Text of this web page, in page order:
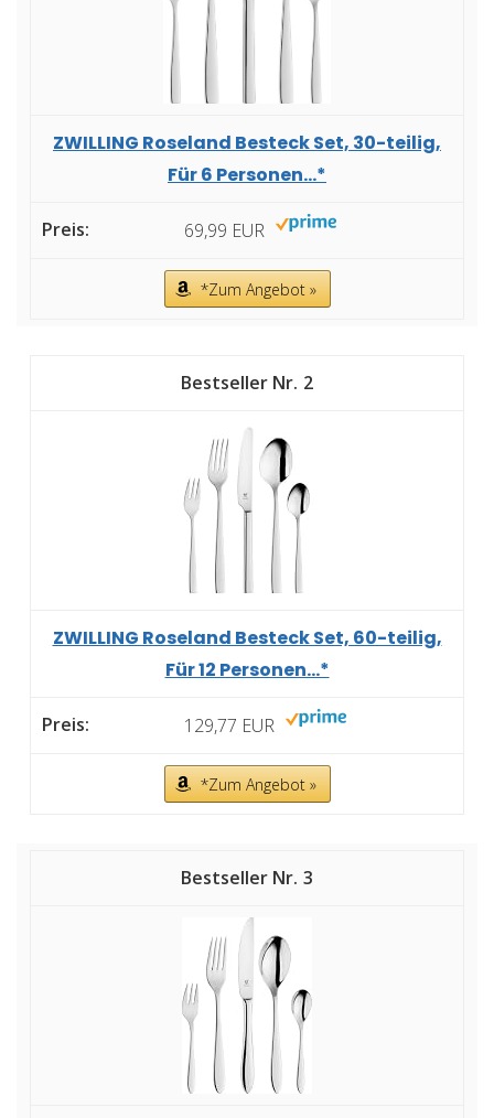
ZWILLING Roseland Besteck Set, 30-teilig,
Für 6 Personen...*
69,99 EUR
*Zum Angebot »
2
ZWILLING Roseland Besteck Set, 60-teilig,
Für 12 Personen...*
129,77 EUR
*Zum Angebot »
3